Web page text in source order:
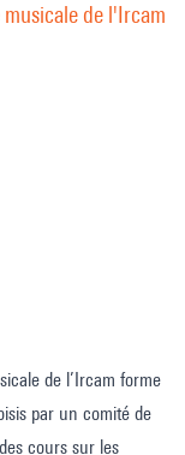
de l'Ircam
de l’Ircam forme
par un comité de
cours sur les